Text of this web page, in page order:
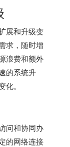
展和升级变
求，随时增
浪费和额外
的系统升
。
问和协同办
的网络连接